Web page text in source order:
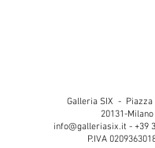
Galleria SIX - Piazza
20131-Milano
info@galleriasix.it- +39
P.IVA